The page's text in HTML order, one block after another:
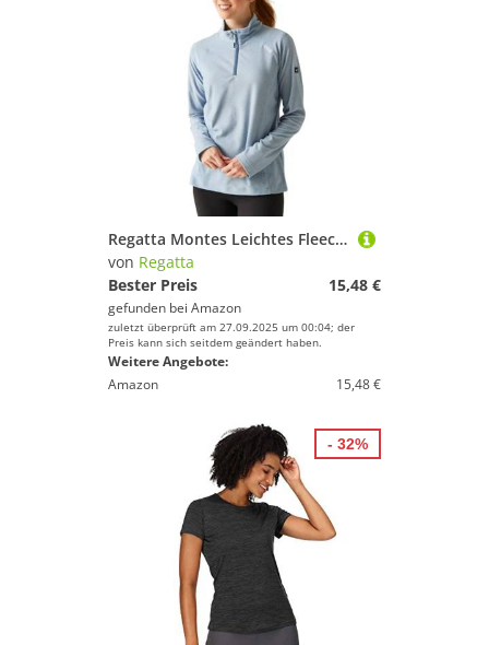
Regatta Montes Leichtes Fleece mit Halblangem Reißverschluss für Damen
von Regatta
Bester Preis
15,48 €
gefunden bei Amazon
zuletzt überprüft am 27.09.2025 um 00:04; der
Preis kann sich seitdem geändert haben.
Weitere Angebote:
Amazon
15,48 €
- 32%